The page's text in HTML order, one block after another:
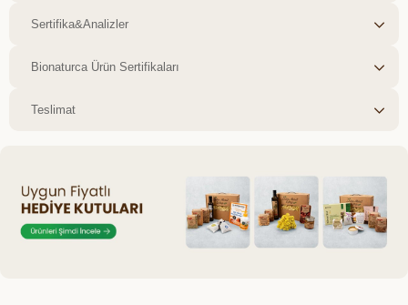
Sertifika&Analizler
Bionaturca Ürün Sertifikaları
Teslimat